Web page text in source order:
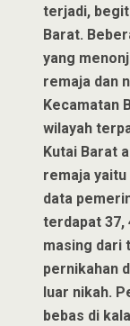
terjadi,
Barat.
yang
remaja dan
Kecamatan
wilayah
Kutai Barat
remaja
data
terdapat 37,
masing dari
pernikahan
luar nikah.
bebas di